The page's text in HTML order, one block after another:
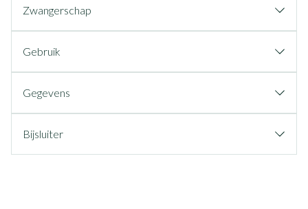
Zwangerschap
Gebruik
Gegevens
Bijsluiter